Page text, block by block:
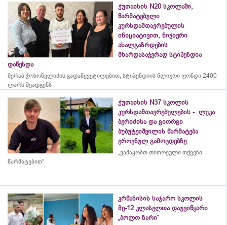
ქუთაისის N20 სკოლაში,
წარმატებული
კურსდამთავრებულის
ინიციატივით, ნიჭიერი
ახალგაზრდების
მხარდასაჭერად სტიპენდია
დაწესდა
მერაბ ჭოხონელიძის გადაწყვეტილებით, სტიპენდიის წლიური ფონდი 2400
ლარს შეადგენს
ქუთაისის N37 სკოლის
კურსდამთავრებულების - ლუკა
ბერიძისა და გიორგი
ბუბუტეიშვილის წარმატება
ეროვნულ გამოცდებზე
„ვამაყობთ თითოეული თქვენი
წარმატებით“
კრწანისის საჯარო სკოლის
მე-12 კლასელთა დაუვიწყარი
„ბოლო ზარი“